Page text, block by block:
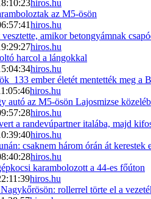
hiros.hu
az M5-ösön
hiros.hu
amikor betongyámnak
hiros.hu
harcol a lángokkal
hiros.hu
133 ember életét mentették meg a
hiros.hu
autó az M5-ösön Lajosmizse
hiros.hu
a randevúpartner italába, majd
hiros.hu
csaknem három órán át kerestek
hiros.hu
karambolozott a 44-es főúton
hiros.hu
rollerrel törte el a